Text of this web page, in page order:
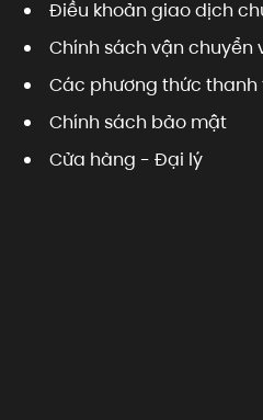
Điều khoản giao dịch
Chính sách vận chuyển
Các phương thức thanh
Chính sách bảo mật
Cửa hàng - Đại lý